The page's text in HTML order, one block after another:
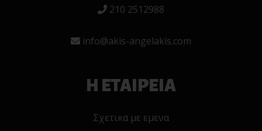
210 2512988
info@akis-angelakis.com
Η ΕΤΑΙΡΕΙΑ
Σχετικα με εμενα